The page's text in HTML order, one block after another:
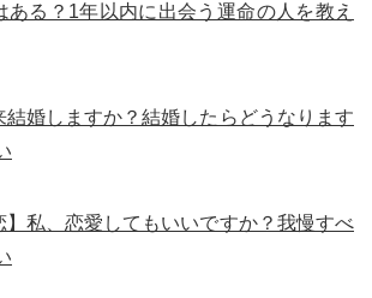
ある？1年以内に出会う運命の人を教え
結婚しますか？結婚したらどうなります
】私、恋愛してもいいですか？我慢すべ